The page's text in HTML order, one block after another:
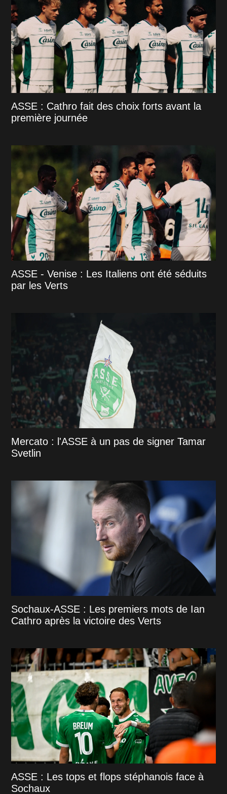
ASSE : Cathro fait des choix forts avant la
première journée
ASSE - Venise : Les Italiens ont été séduits
par les Verts
Mercato : l'ASSE à un pas de signer Tamar
Svetlin
Sochaux-ASSE : Les premiers mots de Ian
Cathro après la victoire des Verts
ASSE : Les tops et flops stéphanois face à
Sochaux